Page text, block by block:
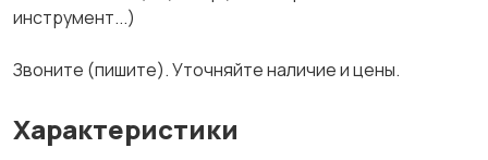
инструмент...)
Звоните (пишите). Уточняйте наличие и цены.
Характеристики